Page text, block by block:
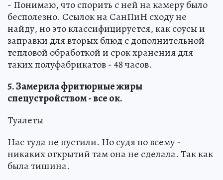
- Понимаю, что спорить с ней на камеру было
бесполезно. Ссылок на СанПиН сходу не
найду, но это классифицируется, как соусы и
заправки для вторых блюд с дополнительной
тепловой обработкой и срок хранения для
таких полуфабрикатов - 48 часов.
5. Замерила фритюрные жиры
спецустройством - все ок.
Туалеты
Нас туда не пустили. Но судя по всему -
никаких открытий там она не сделала. Так как
была тишина.